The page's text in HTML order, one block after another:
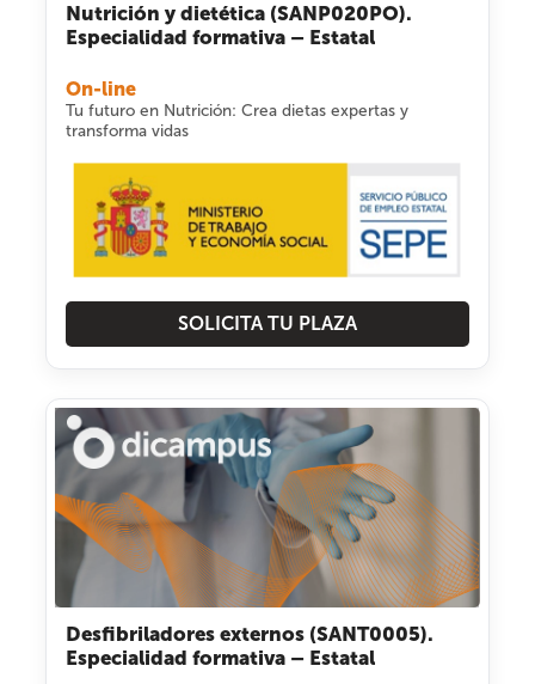
Nutrición y dietética (SANP020PO).
Especialidad formativa – Estatal
On-line
Tu futuro en Nutrición: Crea dietas expertas y
transforma vidas
SOLICITA TU PLAZA
Desfibriladores externos (SANT0005).
Especialidad formativa – Estatal